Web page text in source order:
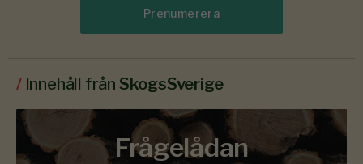
Prenumerera
/ Innehåll från SkogsSverige
Frågelådan